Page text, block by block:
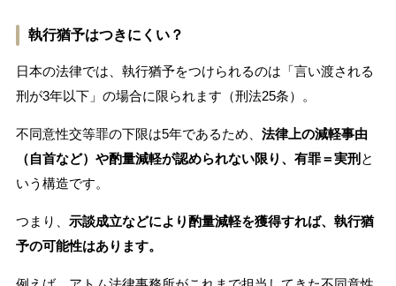
執行猶予はつきにくい？
日本の法律では、執行猶予をつけられるのは「言い渡される
刑が3年以下」の場合に限られます（刑法25条）。
不同意性交等罪の下限は5年であるため、 法律上の減軽事由
（自首など）や酌量減軽が認められない限り、有罪＝実刑 と
いう構造です。
つまり、 示談成立などにより酌量減軽を獲得すれば、執行猶
予の可能性はあります。